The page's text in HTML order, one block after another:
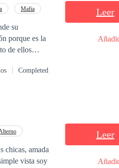
Mafia
porque es la
de ellos
que deba
morirán
Para
Completed
Leer
chicas, amada
vista soy
Leer